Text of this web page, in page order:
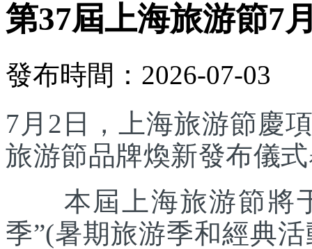
第37屆上海旅游節7
發布時間：2026-07-03
7月2日，上海旅游節慶
旅游節品牌煥新發布儀
本屆上海旅游節將于
季”(暑期旅游季和經典